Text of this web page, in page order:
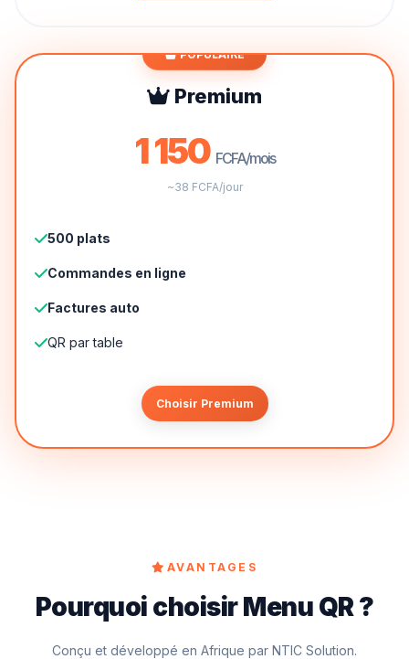
POPULAIRE
Premium
1 150 FCFA/mois
~38 FCFA/jour
500 plats
Commandes en ligne
Factures auto
QR par table
Choisir Premium
AVANTAGES
Pourquoi choisir Menu QR ?
Conçu et développé en Afrique par NTIC Solution.